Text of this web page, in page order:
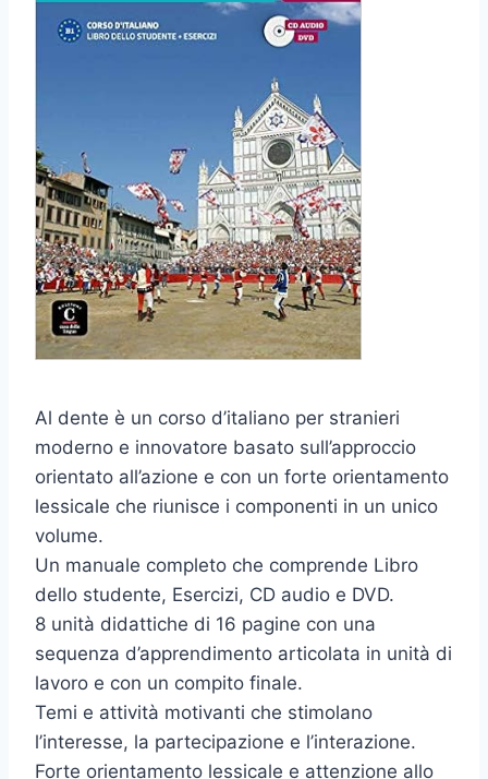
Al dente è un corso d’italiano per stranieri
moderno e innovatore basato sull’approccio
orientato all’azione e con un forte orientamento
lessicale che riunisce i componenti in un unico
volume.
Un manuale completo che comprende Libro
dello studente, Esercizi, CD audio e DVD.
8 unità didattiche di 16 pagine con una
sequenza d’apprendimento articolata in unità di
lavoro e con un compito finale.
Temi e attività motivanti che stimolano
l’interesse, la partecipazione e l’interazione.
Forte orientamento lessicale e attenzione allo